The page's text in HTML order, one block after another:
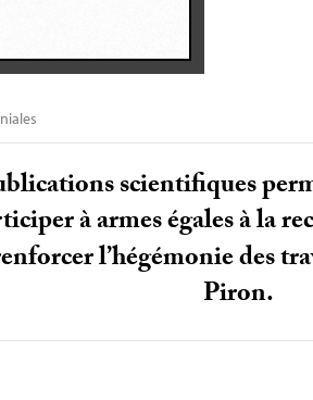
scientifiques
à armes égales à la
l’hégémonie des
Piron.